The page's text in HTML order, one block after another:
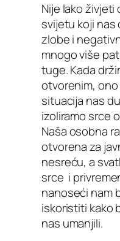
Nije lako
svijetu koji
zlobe i
mnogo više
tuge. Kada
otvorenim, ono
situacija nas
izoliramo srce
Naša osobna
otvorena za
nesreću, a
srce i
nanoseći nam
iskoristiti kako
nas umanjili.